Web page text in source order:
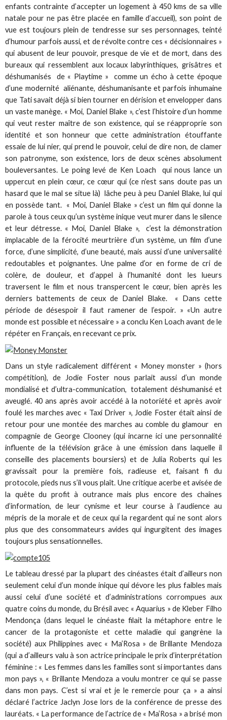
enfants contrainte d’accepter un logement à 450 kms de sa ville
natale pour ne pas être placée en famille d’accueil), son point de
vue est toujours plein de tendresse sur ses personnages, teinté
d’humour parfois aussi, et de révolte contre ces « décisionnaires »
qui abusent de leur pouvoir, presque de vie et de mort, dans des
bureaux qui ressemblent aux locaux labyrinthiques, grisâtres et
déshumanisés de « Playtime » comme un écho à cette époque
d’une modernité aliénante, déshumanisante et parfois inhumaine
que Tati savait déjà si bien tourner en dérision et envelopper dans
un vaste manège. « Moi, Daniel Blake », c’est l’histoire d’un homme
qui veut rester maître de son existence, qui se réapproprie son
identité et son honneur que cette administration étouffante
essaie de lui nier, qui prend le pouvoir, celui de dire non, de clamer
son patronyme, son existence, lors de deux scènes absolument
bouleversantes. Le poing levé de Ken Loach qui nous lance un
uppercut en plein cœur, ce cœur qui (ce n’est sans doute pas un
hasard que le mal se situe là) lâche peu à peu Daniel Blake, lui qui
en possède tant. « Moi, Daniel Blake » c’est un film qui donne la
parole à tous ceux qu’un système inique veut murer dans le silence
et leur détresse. « Moi, Daniel Blake », c’est la démonstration
implacable de la férocité meurtrière d’un système, un film d’une
force, d’une simplicité, d’une beauté, mais aussi d’une universalité
redoutables et poignantes. Une palme d’or en forme de cri de
colère, de douleur, et d’appel à l’humanité dont les lueurs
traversent le film et nous transpercent le cœur, bien après les
derniers battements de ceux de Daniel Blake. « Dans cette
période de désespoir il faut ramener de l’espoir. » «Un autre
monde est possible et nécessaire » a conclu Ken Loach avant de le
répéter en Français, en recevant ce prix.
Dans un style radicalement différent « Money monster » (hors
compétition), de Jodie Foster nous parlait aussi d’un monde
mondialisé et d’ultra-communication, totalement déshumanisé et
aveuglé. 40 ans après avoir accédé à la notoriété et après avoir
foulé les marches avec « Taxi Driver », Jodie Foster était ainsi de
retour pour une montée des marches au comble du glamour en
compagnie de George Clooney (qui incarne ici une personnalité
influente de la télévision grâce à une émission dans laquelle il
conseille des placements boursiers) et de Julia Roberts qui les
gravissait pour la première fois, radieuse et, faisant fi du
protocole, pieds nus s’il vous plaît. Une critique acerbe et avisée de
la quête du profit à outrance mais plus encore des chaînes
d’information, de leur cynisme et leur course à l’audience au
mépris de la morale et de ceux qui la regardent qui ne sont alors
plus que des consommateurs avides qui ingurgitent des images
toujours plus sensationnelles.
Le tableau dressé par la plupart des cinéastes était d’ailleurs non
seulement celui d’un monde inique qui dévore les plus faibles mais
aussi celui d’une société et d’administrations corrompues aux
quatre coins du monde, du Brésil avec « Aquarius » de Kleber Filho
Mendonça (dans lequel le cinéaste filait la métaphore entre le
cancer de la protagoniste et cette maladie qui gangrène la
société) aux Philippines avec « Ma’Rosa » de Brillante Mendoza
(qui a d’ailleurs valu à son actrice principale le prix d’interprétation
féminine : « Les femmes dans les familles sont si importantes dans
mon pays », « Brillante Mendoza a voulu montrer ce qui se passe
dans mon pays. C’est si vrai et je le remercie pour ça » a ainsi
déclaré l’actrice Jaclyn Jose lors de la conférence de presse des
lauréats. « La performance de l’actrice de « Ma’Rosa » a brisé mon